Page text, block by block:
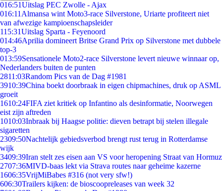
016:51Uitslag PEC Zwolle - Ajax
016:11 Almansa wint Moto3-race Silverstone, Uriarte profiteert niet
van afwezige kampioenschapsleider
115:31Uitslag Sparta - Feyenoord
014:46Aprilia domineert Britse Grand Prix op Silverstone met dubbele
top-3
013:59Sensationele Moto2-race Silverstone levert nieuwe winnaar op,
Nederlanders buiten de punten
2811:03Random Pics van de Dag #1981
3910:39China boekt doorbraak in eigen chipmachines, druk op ASML
groeit
1610:24FIFA ziet kritiek op Infantino als desinformatie, Noorwegen
eist zijn aftreden
1010:03Inbraak bij Haagse politie: dieven betrapt bij stelen illegale
sigaretten
2309:50Nachtelijk gebiedsverbod brengt rust terug in Rotterdamse
wijk
3409:39Iran stelt zes eisen aan VS voor heropening Straat van Hormuz
2707:36MIVD-baas lekt via Strava routes naar geheime kazerne
1606:35VrijMiBabes #316 (not very sfw!)
606:30Trailers kijken: de bioscoopreleases van week 32